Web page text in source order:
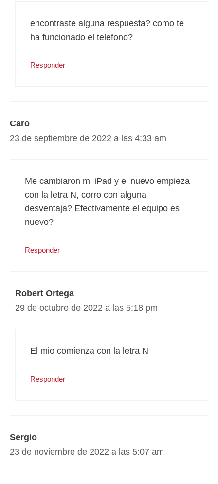
encontraste alguna respuesta? como te
ha funcionado el telefono?
Responder
Caro
23 de septiembre de 2022 a las 4:33 am
Me cambiaron mi iPad y el nuevo empieza
con la letra N, corro con alguna
desventaja? Efectivamente el equipo es
nuevo?
Responder
Robert Ortega
29 de octubre de 2022 a las 5:18 pm
El mio comienza con la letra N
Responder
Sergio
23 de noviembre de 2022 a las 5:07 am